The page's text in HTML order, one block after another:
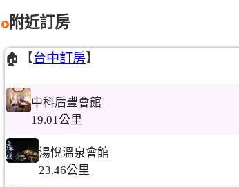
附近訂房
🏠【台中訂房】
中科后豐會館
19.01公里
湯悅溫泉會館
23.46公里